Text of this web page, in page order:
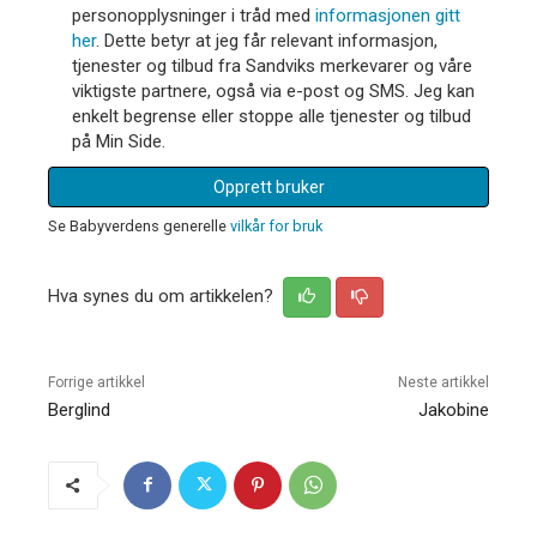
personopplysninger i tråd med informasjonen gitt
her. Dette betyr at jeg får relevant informasjon,
tjenester og tilbud fra Sandviks merkevarer og våre
viktigste partnere, også via e-post og SMS. Jeg kan
enkelt begrense eller stoppe alle tjenester og tilbud
på Min Side.
Opprett bruker
Se Babyverdens generelle vilkår for bruk
Hva synes du om artikkelen?
Forrige artikkel
Berglind
Neste artikkel
Jakobine